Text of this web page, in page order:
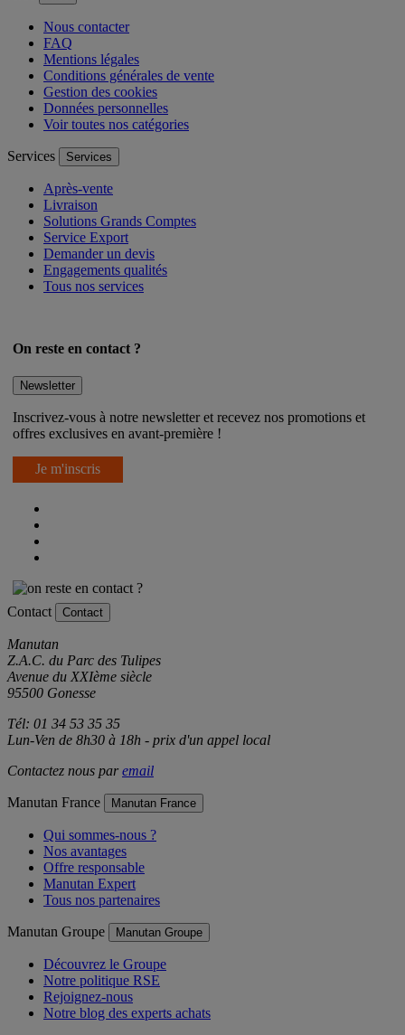
Nous contacter
FAQ
Mentions légales
Conditions générales de vente
Gestion des cookies
Données personnelles
Après-vente
Livraison
Solutions Grands Comptes
Service Export
Demander un devis
Engagements qualités
Inscrivez-vous à notre newsletter et recevez nos promotions et
Je m'inscris
Manutan
Z.A.C. du Parc des Tulipes
Avenue du XXIème siècle
Tél: 01 34 53 35 35
Qui sommes-nous ?
Nos avantages
Offre responsable
Manutan Expert
Découvrez le Groupe
Notre politique RSE
Rejoignez-nous